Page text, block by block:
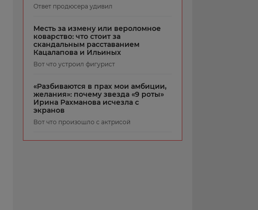
Ответ продюсера удивил
Месть за измену или вероломное
коварство: что стоит за
скандальным расставанием
Кацалапова и Ильиных
Вот что устроил фигурист
«Разбиваются в прах мои амбиции,
желания»: почему звезда «9 роты»
Ирина Рахманова исчезла с
экранов
Вот что произошло с актрисой